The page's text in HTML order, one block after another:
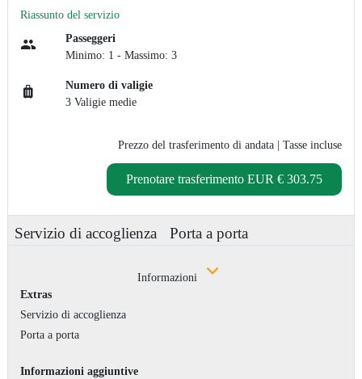
Riassunto del servizio
Passeggeri
Minimo: 1 - Massimo: 3
Numero di valigie
3 Valigie medie
Prezzo del trasferimento di andata | Tasse incluse
Prenotare trasferimento EUR € 303.75
Servizio di accoglienza Porta a porta
Informazioni
Extras
Servizio di accoglienza
Porta a porta
Informazioni aggiuntive